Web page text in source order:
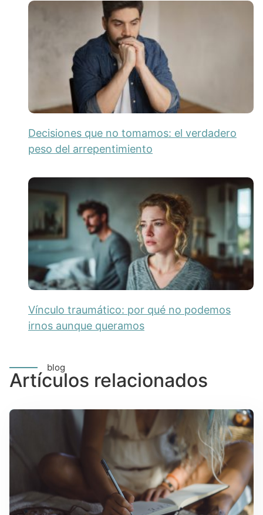
Decisiones que no tomamos: el verdadero
peso del arrepentimiento
Vínculo traumático: por qué no podemos
irnos aunque queramos
blog
Artículos relacionados